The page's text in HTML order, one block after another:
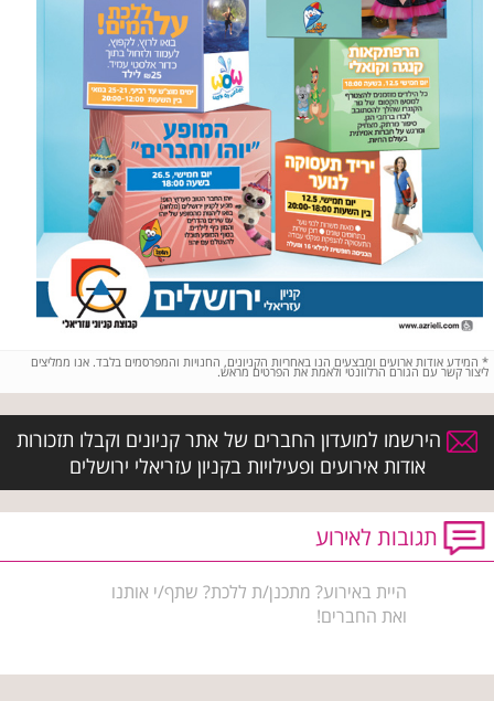
* המידע אודות ארועים ומבצעים הנו באחריות הקניונים, החנויות והמפרסמים בלבד. אנו ממליצים
ליצור קשר עם הגורם הרלוונטי ולאמת את הפרטים מראש.
הירשמו למועדון החברים של אתר קניונים וקבלו תזכורות
אודות אירועים ופעילויות בקניון עזריאלי ירושלים
תגובות לאירוע
היית באירוע? מתכנן/ת ללכת? שתף/י אותנו
ואת החברים!